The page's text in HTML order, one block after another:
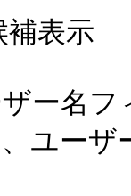
表示
ー名
ユー